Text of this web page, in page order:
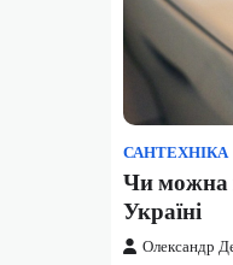
САНТЕХНІКА
Чи можна
Україні
Олександр